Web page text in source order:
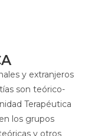
y extranjeros
son teórico-
Terapéutica
los grupos
y otros